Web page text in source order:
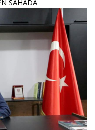
SAHADA